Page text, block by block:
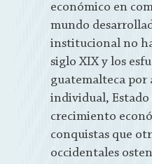
económico en
mundo
institucional no
siglo XIX y los
guatemalteca por
individual, Estado
crecimiento
conquistas que
occidentales